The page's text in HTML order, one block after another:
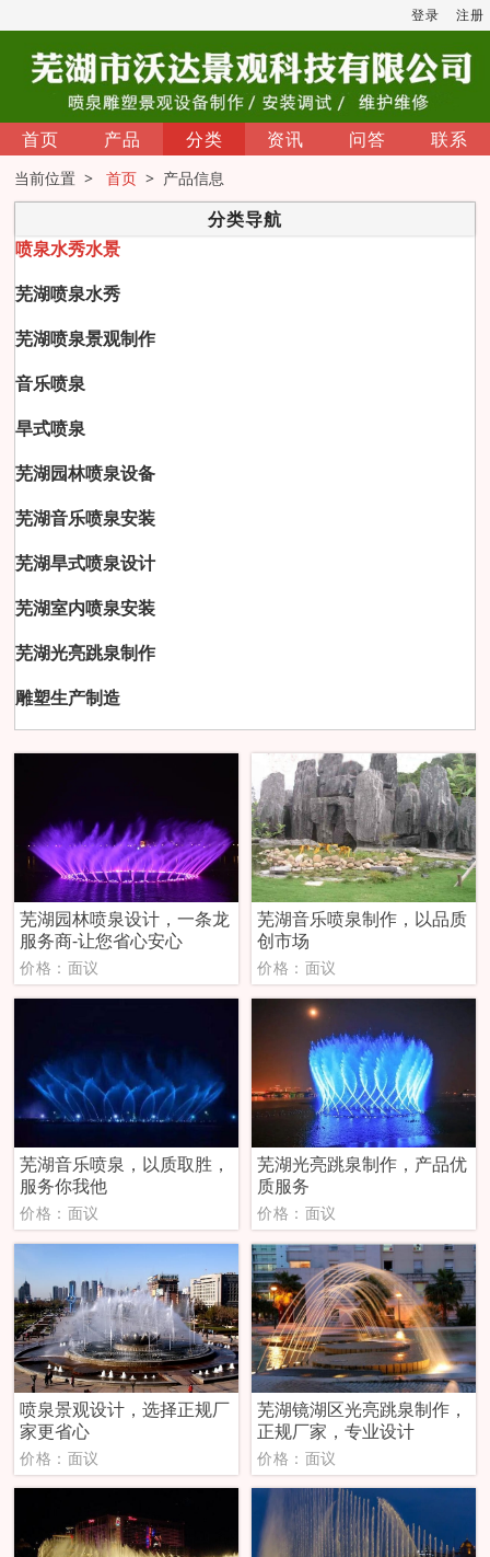
登录 注册
首页 产品 分类 资讯 问答 联系
当前位置 >首页 > 产品信息
分类导航
喷泉水秀水景
芜湖喷泉水秀
芜湖喷泉景观制作
音乐喷泉
旱式喷泉
芜湖园林喷泉设备
芜湖音乐喷泉安装
芜湖旱式喷泉设计
芜湖室内喷泉安装
芜湖光亮跳泉制作
雕塑生产制造
芜湖园林喷泉设计，一条龙
服务商-让您省心安心
价格：面议
芜湖音乐喷泉制作，以品质
创市场
价格：面议
芜湖音乐喷泉，以质取胜，
服务你我他
价格：面议
芜湖光亮跳泉制作，产品优
质服务
价格：面议
喷泉景观设计，选择正规厂
家更省心
价格：面议
芜湖镜湖区光亮跳泉制作，
正规厂家，专业设计
价格：面议